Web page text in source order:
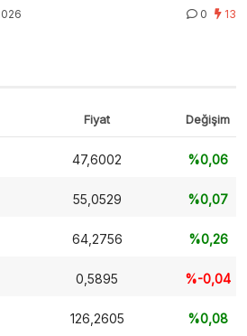
0 13
Fiyat Değişim
47,6002 %0,06
55,0529 %0,07
64,2756 %0,26
0,5895 %-0,04
126,2605 %0,08